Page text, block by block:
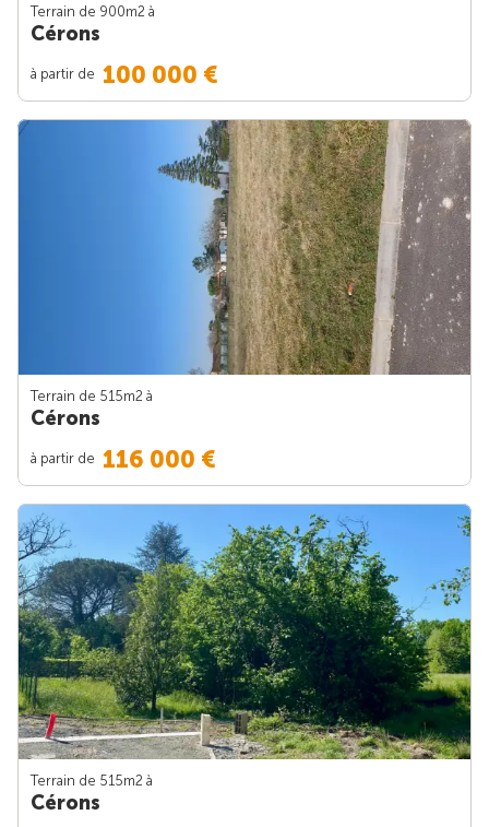
Terrain de 900m2 à
Cérons
à partir de 100 000 €
Terrain de 515m2 à
Cérons
à partir de 116 000 €
Terrain de 515m2 à
Cérons